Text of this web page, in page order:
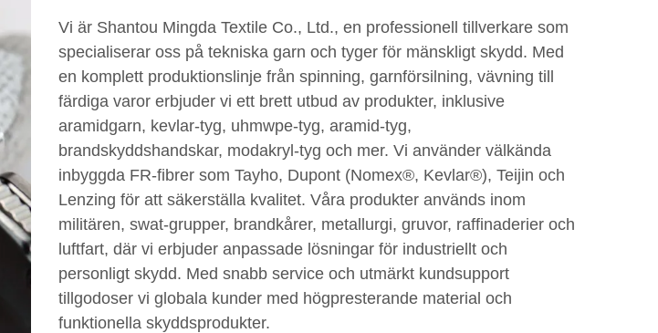
Vi är Shantou Mingda Textile Co., Ltd., en professionell tillverkare som
specialiserar oss på tekniska garn och tyger för mänskligt skydd. Med
en komplett produktionslinje från spinning, garnförsilning, vävning till
färdiga varor erbjuder vi ett brett utbud av produkter, inklusive
aramidgarn, kevlar-tyg, uhmwpe-tyg, aramid-tyg,
brandskyddshandskar, modakryl-tyg och mer. Vi använder välkända
inbyggda FR-fibrer som Tayho, Dupont (Nomex®, Kevlar®), Teijin och
Lenzing för att säkerställa kvalitet. Våra produkter används inom
militären, swat-grupper, brandkårer, metallurgi, gruvor, raffinaderier och
luftfart, där vi erbjuder anpassade lösningar för industriellt och
personligt skydd. Med snabb service och utmärkt kundsupport
tillgodoser vi globala kunder med högpresterande material och
funktionella skyddsprodukter.